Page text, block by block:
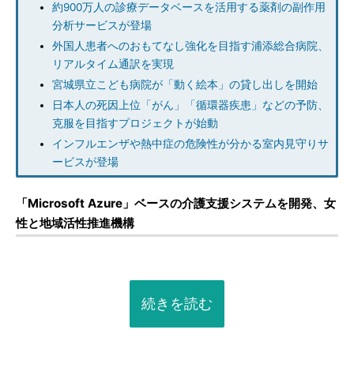
約900万人の診療データベースを活用する薬剤の副作用
分析サービスが登場
外国人患者へのおもてなし強化を目指す浦添総合病院、
リアルタイム通訳を実現
宮城県立こども病院が「動く絵本」の貸し出しを開始
日本人の死因上位「がん」「循環器疾患」などの予防、
克服を目指すプロジェクトが始動
インフルエンザや熱中症の危険性が分かる室内見守りサ
ービスが登場
「Microsoft Azure」ベースの介護支援システムを開発、女
性と地域活性推進機構
続きを読む